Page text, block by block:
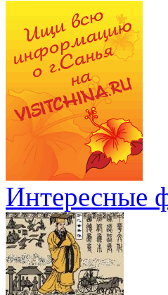
Интересные